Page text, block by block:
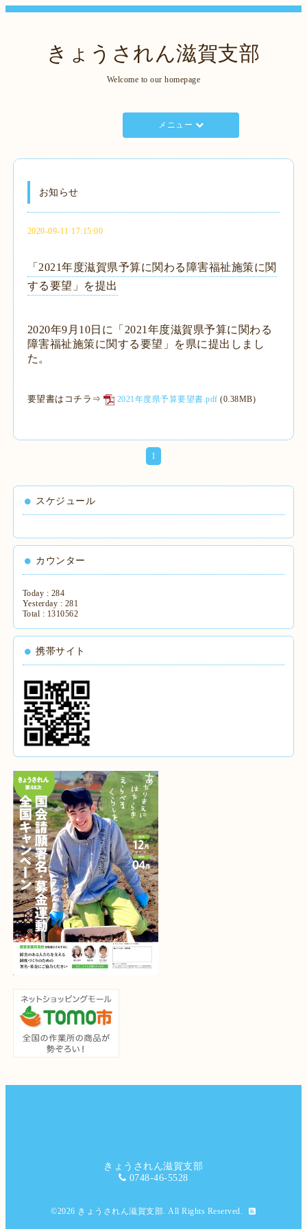
きょうされん滋賀支部
Welcome to our homepage
メニュー
お知らせ
2020-09-11 17:15:00
「2021年度滋賀県予算に関わる障害福祉施策に関
する要望」を提出
2020年9月10日に「2021年度滋賀県予算に関わる
障害福祉施策に関する要望」を県に提出しまし
た。
要望書はコチラ⇒ 2021年度県予算要望書.pdf (0.38MB)
1
スケジュール
カウンター
Today : 284
Yesterday : 281
Total : 1310562
携帯サイト
きょうされん滋賀支部
0748-46-5528
©2026 きょうされん滋賀支部. All Rights Reserved.